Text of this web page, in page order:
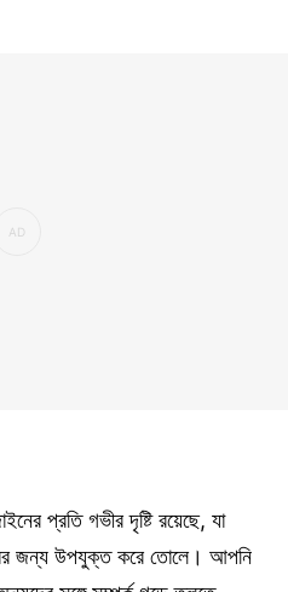
প্রতি গভীর দৃষ্টি রয়েছে, যা
জন্য উপযুক্ত করে তোলে। আপনি